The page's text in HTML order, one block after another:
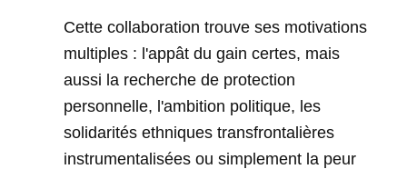
Cette collaboration trouve ses motivations
multiples : l'appât du gain certes, mais
aussi la recherche de protection
personnelle, l'ambition politique, les
solidarités ethniques transfrontalières
instrumentalisées ou simplement la peur